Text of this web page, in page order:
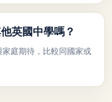
英國中學嗎？
庭期待，比較同國家或